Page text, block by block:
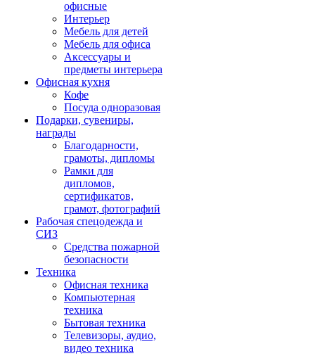
офисные
Интерьер
Мебель для детей
Мебель для офиса
Аксессуары и
предметы интерьера
Офисная кухня
Кофе
Посуда одноразовая
Подарки, сувениры,
награды
Благодарности,
грамоты, дипломы
Рамки для
дипломов,
сертификатов,
грамот, фотографий
Рабочая спецодежда и
СИЗ
Средства пожарной
безопасности
Техника
Офисная техника
Компьютерная
техника
Бытовая техника
Телевизоры, аудио,
видео техника